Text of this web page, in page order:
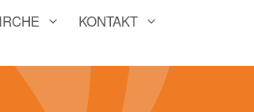
KONTAKT